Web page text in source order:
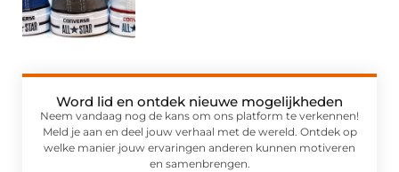
Word lid en ontdek nieuwe mogelijkheden
Neem vandaag nog de kans om ons platform te verkennen!
Meld je aan en deel jouw verhaal met de wereld. Ontdek op
welke manier jouw ervaringen anderen kunnen motiveren
en samenbrengen.